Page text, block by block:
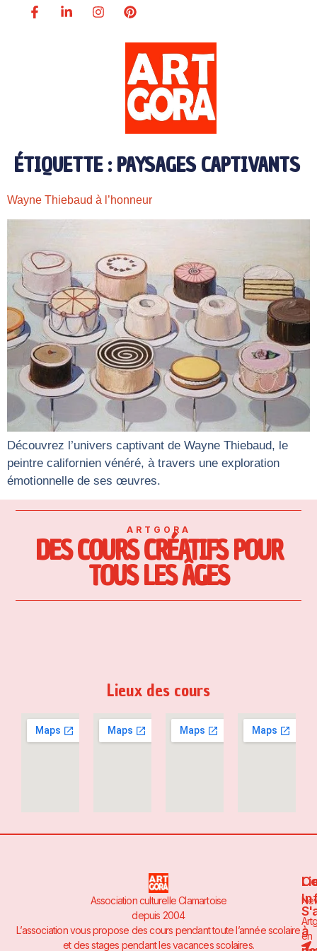
ÉTIQUETTE : PAYSAGES CAPTIVANTS
Wayne Thiebaud à l’honneur
Découvrez l’univers captivant de Wayne Thiebaud, le
peintre californien vénéré, à travers une exploration
émotionnelle de ses œuvres.
ARTGORA
DES COURS CRÉATIFS POUR
TOUS LES ÂGES
Lieux des cours
Association culturelle Clamartoise
depuis 2004
L’association vous propose des cours pendant toute l’année scolaire
et des stages pendant les vacances scolaires.
en
à